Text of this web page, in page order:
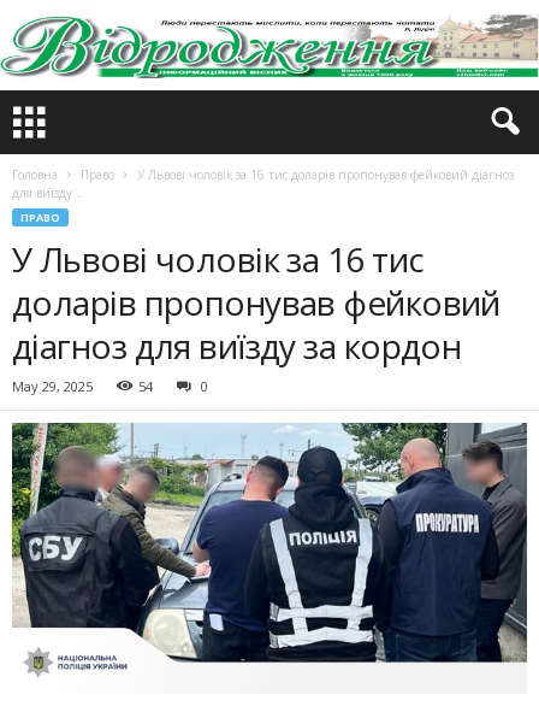
Головна Право
У Львові чоловік за 16 тис доларів пропонував фейковий діагноз
для виїзду...
ПРАВО
У Львові чоловік за 16 тис
доларів пропонував фейковий
діагноз для виїзду за кордон
May 29, 2025 54 0